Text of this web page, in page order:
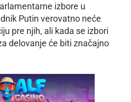
izbore u
Putin verovatno neće
pre njih, ali kada se izbori
delovanje će biti značajno